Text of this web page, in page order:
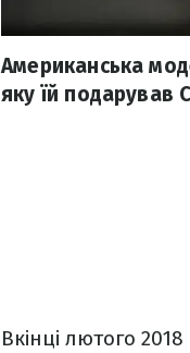
Американська
яку їй подарував
Вкінці лютого